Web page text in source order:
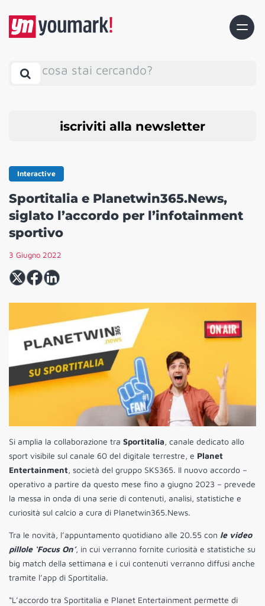
cosa stai cercando?
iscriviti alla newsletter
Interactive
Sportitalia e Planetwin365.News,
siglato l’accordo per l’infotainment
sportivo
3 Giugno 2022
Si amplia la collaborazione tra Sportitalia, canale dedicato allo
sport visibile sul canale 60 del digitale terrestre, e Planet
Entertainment, società del gruppo SKS365. Il nuovo accordo –
operativo a partire da questo mese fino a giugno 2023 – prevede
la messa in onda di una serie di contenuti, analisi, statistiche e
curiosità sul calcio a cura di Planetwin365.News.
Tra le novità, l’appuntamento quotidiano alle 20.55 con le video
pillole ‘Focus On’, in cui verranno fornite curiosità e statistiche su
big match della settimana e i cui contenuti verranno diffusi anche
tramite l’app di Sportitalia.
“L’accordo tra Sportitalia e Planet Entertainment permette di